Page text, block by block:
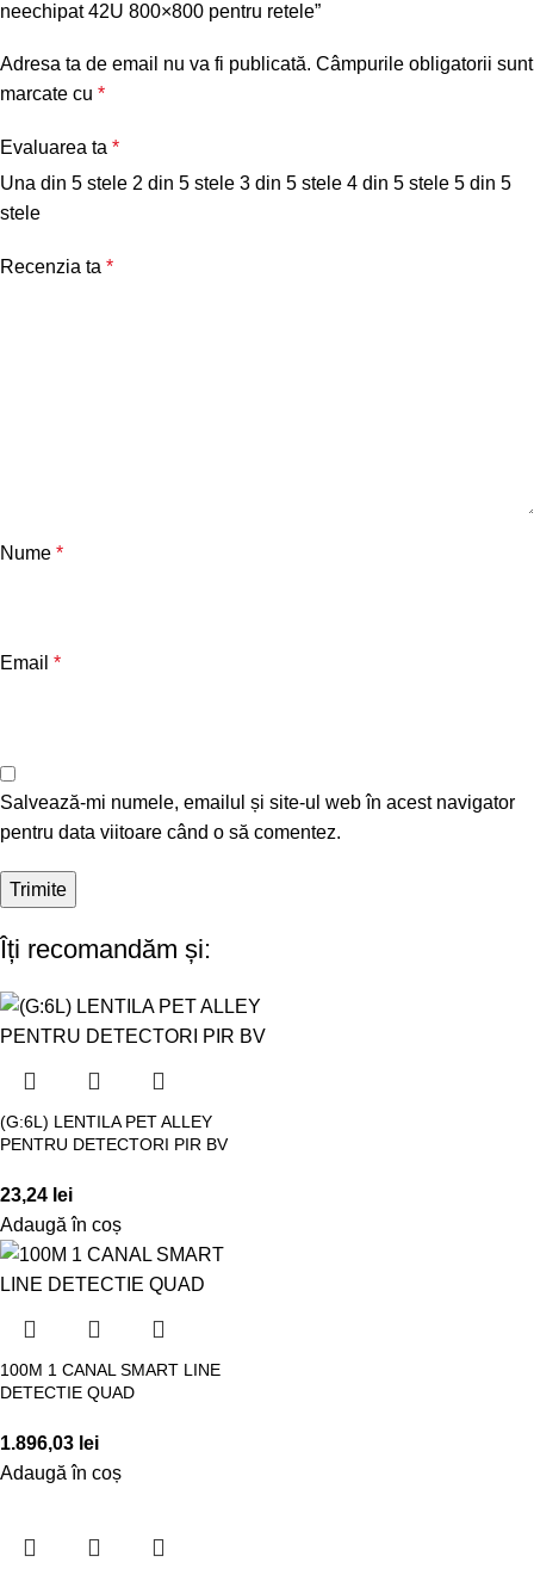
neechipat 42U 800×800 pentru retele”
Adresa ta de email nu va fi publicată. Câmpurile obligatorii sunt
marcate cu *
Evaluarea ta *
Una din 5 stele 2 din 5 stele 3 din 5 stele 4 din 5 stele 5 din 5
stele
Recenzia ta *
Nume *
Email *
Salvează-mi numele, emailul și site-ul web în acest navigator
pentru data viitoare când o să comentez.
Îți recomandăm și:
(G:6L) LENTILA PET ALLEY
PENTRU DETECTORI PIR BV
23,24 lei
Adaugă în coș
100M 1 CANAL SMART LINE
DETECTIE QUAD
1.896,03 lei
Adaugă în coș